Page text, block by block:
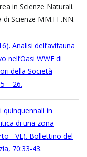
in Scienze Naturali.
Scienze MM.FF.NN.
Analisi dell’avifauna
nell’Oasi WWF di
della Società
– 26.
quinquennali in
di una zona
- VE). Bollettino del
70:33-43.